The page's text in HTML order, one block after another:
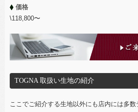
価格
\118,800〜
TOGNA 取扱い生地の紹介
ここでご紹介する生地以外にも店内には多数